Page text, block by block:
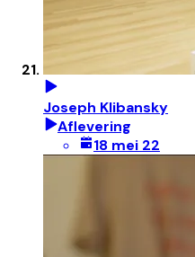
Joseph Klibansky
Aflevering
18 mei 22